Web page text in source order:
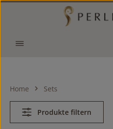
Zum Hauptinhalt springen
Home Sets
Produkte filtern